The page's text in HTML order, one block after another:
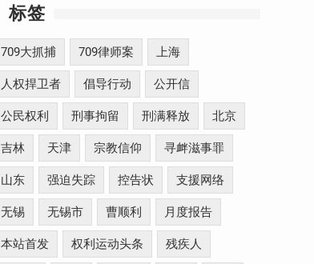
标签
709大抓捕 709律师案 上海
人权捍卫者 倡导行动 公开信
公民权利 刑事拘留 刑满释放 北京
吉林 天津 宗教信仰 寻衅滋事罪
山东 强迫失踪 控告状 支援网络
无锡 无锡市 曹顺利 月度报告
本站首发 权利运动头条 残疾人